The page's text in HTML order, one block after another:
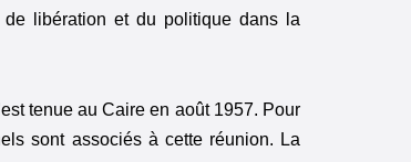
libération et du politique dans la
tenue au Caire en août 1957. Pour
sont associés à cette réunion. La